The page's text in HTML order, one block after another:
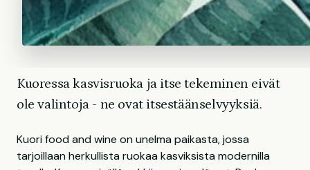
Kuoressa kasvisruoka ja itse tekeminen eivät
ole valintoja - ne ovat itsestäänselvyyksiä.
Kuori food and wine on unelma paikasta, jossa
tarjoillaan herkullista ruokaa kasviksista modernilla